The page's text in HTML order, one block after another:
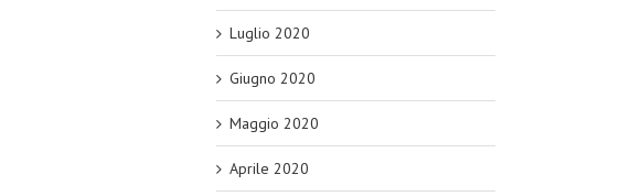
Luglio 2020
Giugno 2020
Maggio 2020
Aprile 2020